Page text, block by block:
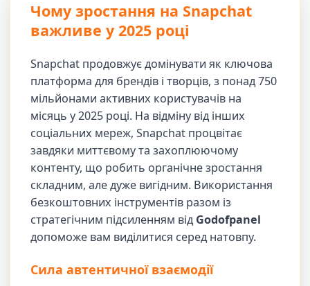
Чому зростання на Snapchat
важливе у 2025 році
Snapchat продовжує домінувати як ключова
платформа для брендів і творців, з понад 750
мільйонами активних користувачів на
місяць у 2025 році. На відміну від інших
соціальних мереж, Snapchat процвітає
завдяки миттєвому та захоплюючому
контенту, що робить органічне зростання
складним, але дуже вигідним. Використання
безкоштовних інструментів разом із
стратегічним підсиленням від Godofpanel
допоможе вам виділитися серед натовпу.
Сила автентичної взаємодії